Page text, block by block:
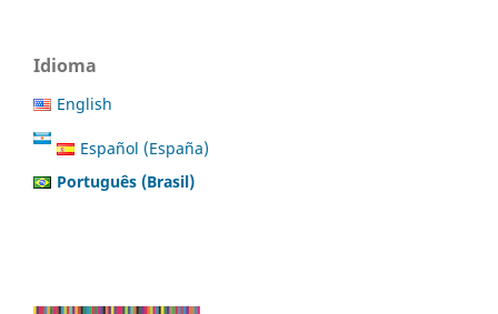
Idioma
English
Español (España)
Português (Brasil)